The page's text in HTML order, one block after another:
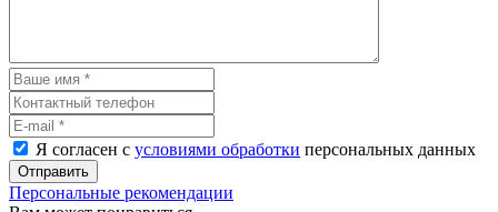
Я согласен с условиями обработки персональных данных
Отправить
Персональные рекомендации